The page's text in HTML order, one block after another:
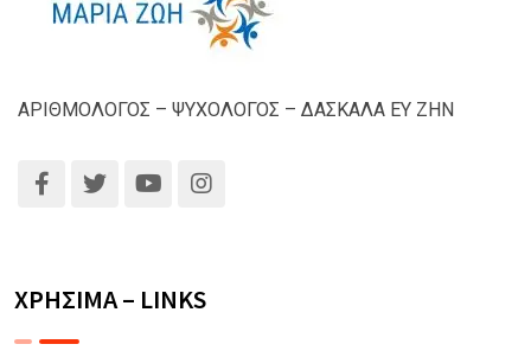
ΑΡΙΘΜΟΛΟΓΟΣ – ΨΥΧΟΛΟΓΟΣ – ΔΑΣΚΑΛΑ ΕΥ ΖΗΝ
ΧΡΗΣΙΜΑ – LINKS